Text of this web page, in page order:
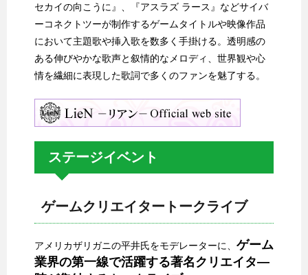
セカイの向こうに』、『アスラズ ラース』などサイバ
ーコネクトツーが制作するゲームタイトルや映像作品
において主題歌や挿入歌を数多く手掛ける。透明感の
ある伸びやかな歌声と叙情的なメロディ、世界観や心
情を繊細に表現した歌詞で多くのファンを魅了する。
ステージイベント
ゲームクリエイタートークライブ
アメリカザリガニの平井氏をモデレーターに、 ゲーム
業界の第一線で活躍する著名クリエイタ―